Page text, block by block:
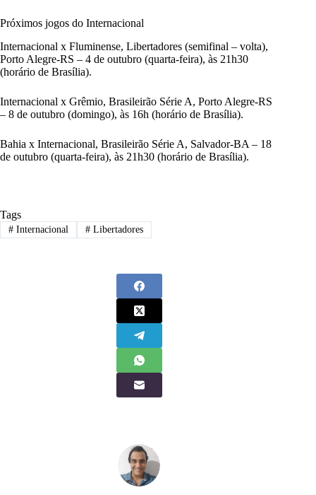
Próximos jogos do Internacional
Internacional x Fluminense, Libertadores (semifinal – volta),
Porto Alegre-RS – 4 de outubro (quarta-feira), às 21h30
(horário de Brasília).
Internacional x Grêmio, Brasileirão Série A, Porto Alegre-RS
– 8 de outubro (domingo), às 16h (horário de Brasília).
Bahia x Internacional, Brasileirão Série A, Salvador-BA – 18
de outubro (quarta-feira), às 21h30 (horário de Brasília).
Tags
#Internacional #Libertadores